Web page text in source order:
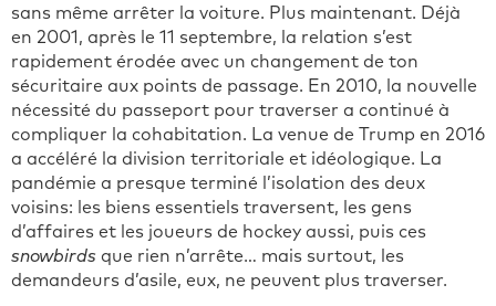
sans même arrêter la voiture. Plus maintenant. Déjà
en 2001, après le 11 septembre, la relation s’est
rapidement érodée avec un changement de ton
sécuritaire aux points de passage. En 2010, la nouvelle
nécessité du passeport pour traverser a continué à
compliquer la cohabitation. La venue de Trump en 2016
a accéléré la division territoriale et idéologique. La
pandémie a presque terminé l’isolation des deux
voisins: les biens essentiels traversent, les gens
d’affaires et les joueurs de hockey aussi, puis ces
snowbirds que rien n’arrête… mais surtout, les
demandeurs d’asile, eux, ne peuvent plus traverser.